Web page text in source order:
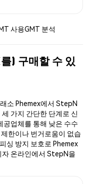
사용GMT 분석
) 구매할 수 있
소 Phemex에서 StepN
가지 간단한 단계로 신
공업체를 통해 낮은 수수
한이나 번거로움이 없습
싱 방지 보호로 Phemex
온라인에서 StepN을